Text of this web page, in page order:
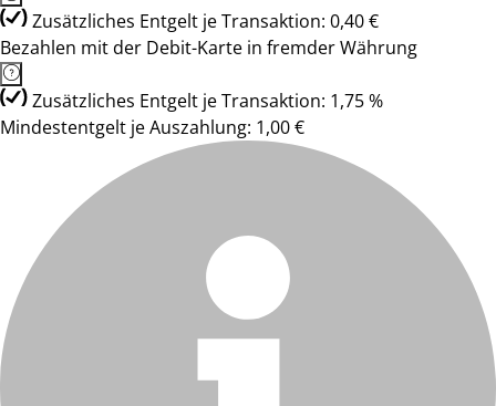
Zusätzliches Entgelt je Transaktion: 0,40 €
Bezahlen mit der Debit-Karte in fremder Währung
Zusätzliches Entgelt je Transaktion: 1,75 %
Mindestentgelt je Auszahlung: 1,00 €